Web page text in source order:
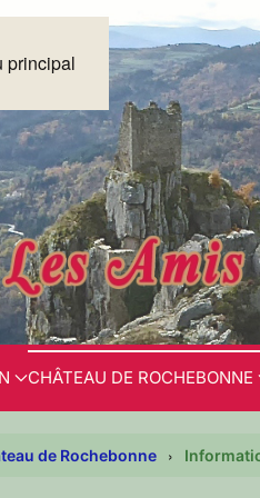
principal
CHÂTEAU DE ROCHEBONNE
de Rochebonne